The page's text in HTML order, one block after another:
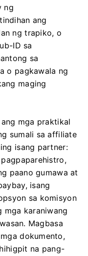
ng
ang
ng trapiko, o
ID sa
sa
o pagkawala ng
maging
mga praktikal
sumali sa affiliate
isang partner:
paano gumawa at
isang
sa komisyon
mga karaniwang
Magbasa
dokumento,
na pang-